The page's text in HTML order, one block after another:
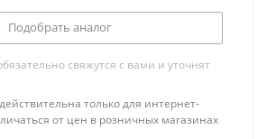
Подобрать аналог
свяжутся с вами и уточнят
только для интернет-
от цен в розничных магазинах